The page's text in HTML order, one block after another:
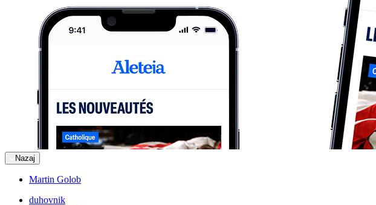
Nazaj
Martin Golob
duhovnik